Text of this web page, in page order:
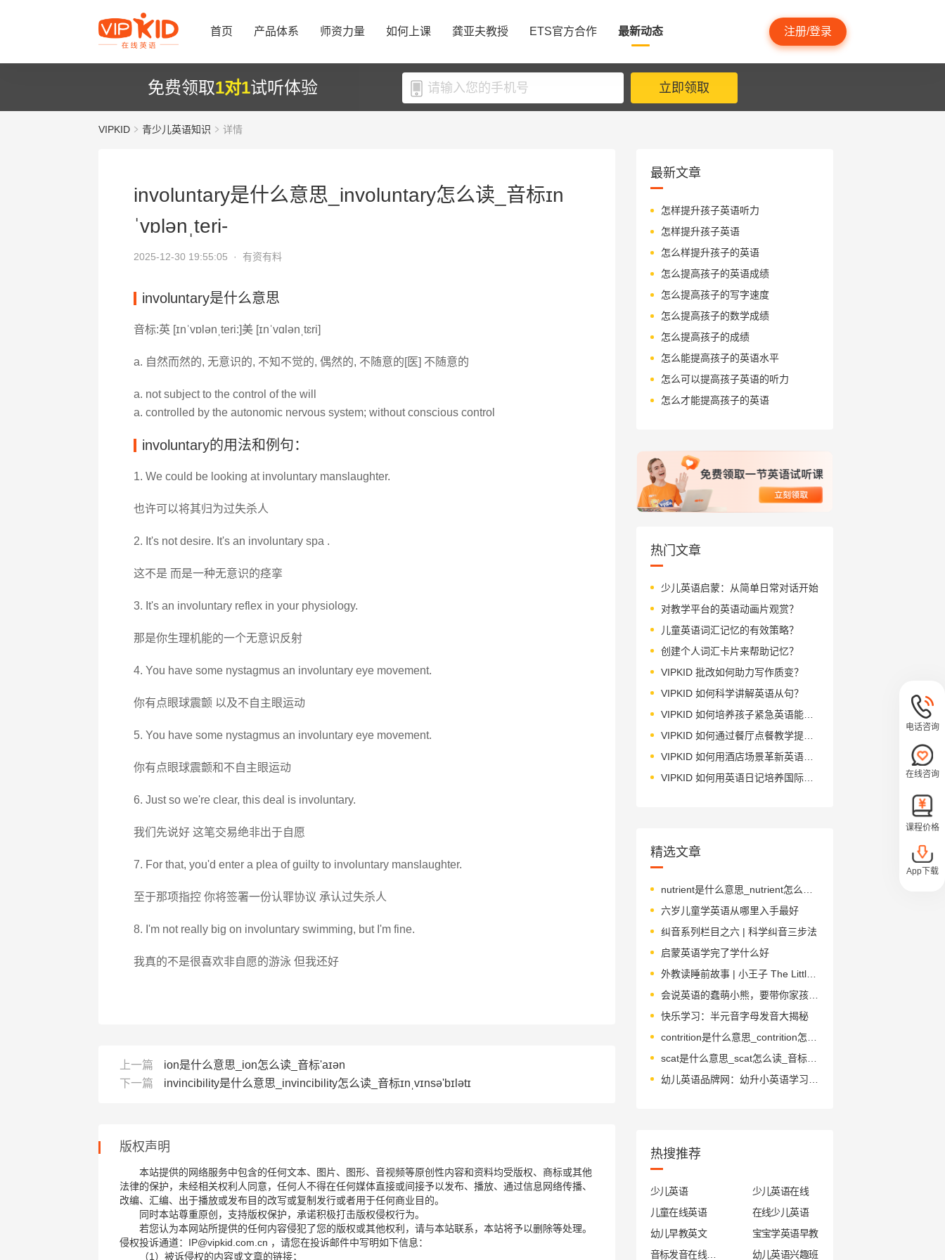
首页 产品体系 师资力量 如何上课 龚亚夫教授 ETS官方合作 最新动态 注册/登录
免费领取1对1试听体验 立即领取
VIPKID 青少儿英语知识 详情
involuntary是什么意思_involuntary怎么读_音标ɪn
ˈvɒlənˌteri-
2025-12-30 19:55:05 · 有资有料
involuntary是什么意思
音标:英 [ɪnˈvɒlənˌteri:]美 [ɪnˈvɑlənˌtɛri]
a. 自然而然的, 无意识的, 不知不觉的, 偶然的, 不随意的[医] 不随意的
a. not subject to the control of the will
a. controlled by the autonomic nervous system; without conscious control
involuntary的用法和例句：
1. We could be looking at involuntary manslaughter.
也许可以将其归为过失杀人
2. It's not desire. It's an involuntary spa .
这不是 而是一种无意识的痉挛
3. It's an involuntary reflex in your physiology.
那是你生理机能的一个无意识反射
4. You have some nystagmus an involuntary eye movement.
你有点眼球震颤 以及不自主眼运动
5. You have some nystagmus an involuntary eye movement.
你有点眼球震颤和不自主眼运动
6. Just so we're clear, this deal is involuntary.
我们先说好 这笔交易绝非出于自愿
7. For that, you'd enter a plea of guilty to involuntary manslaughter.
至于那项指控 你将签署一份认罪协议 承认过失杀人
8. I'm not really big on involuntary swimming, but I'm fine.
我真的不是很喜欢非自愿的游泳 但我还好
上一篇
ion是什么意思_ion怎么读_音标'aɪən
下一篇
invincibility是什么意思_invincibility怎么读_音标ɪnˌvɪnsə'bɪlətɪ
版权声明
本站提供的网络服务中包含的任何文本、图片、图形、音视频等原创性内容和资料均受版权、商标或其他
法律的保护，未经相关权利人同意，任何人不得在任何媒体直接或间接予以发布、播放、通过信息网络传播、
改编、汇编、出于播放或发布目的改写或复制发行或者用于任何商业目的。
同时本站尊重原创，支持版权保护，承诺积极打击版权侵权行为。
若您认为本网站所提供的任何内容侵犯了您的版权或其他权利，请与本站联系，本站将予以删除等处理。
侵权投诉通道：IP@vipkid.com.cn ，请您在投诉邮件中写明如下信息：
（1）被诉侵权的内容或文章的链接；
最新文章
怎样提升孩子英语听力
怎样提升孩子英语
怎么样提升孩子的英语
怎么提高孩子的英语成绩
怎么提高孩子的写字速度
怎么提高孩子的数学成绩
怎么提高孩子的成绩
怎么能提高孩子的英语水平
怎么可以提高孩子英语的听力
怎么才能提高孩子的英语
热门文章
少儿英语启蒙：从简单日常对话开始
对教学平台的英语动画片观赏？
儿童英语词汇记忆的有效策略？
创建个人词汇卡片来帮助记忆？
VIPKID 批改如何助力写作质变？
VIPKID 如何科学讲解英语从句？
VIPKID 如何培养孩子紧急英语能力？
VIPKID 如何通过餐厅点餐教学提升少儿英语应用能力？
VIPKID 如何用酒店场景革新英语教学？
VIPKID 如何用英语日记培养国际化人才？
精选文章
六岁儿童学英语从哪里入手最好
纠音系列栏目之六 | 科学纠音三步法
启蒙英语学完了学什么好
外教读睡前故事 | 小王子 The Little Prince 第20章
会说英语的蠢萌小熊，要带你家孩子去英国探险！敢吗？(文末多重大礼)
快乐学习：半元音字母发音大揭秘
scat是什么意思_scat怎么读_音标skæt
热搜推荐
少儿英语
少儿英语在线
儿童在线英语
在线少儿英语
幼儿早教英文
宝宝学英语早教
幼儿英语兴趣班
电话咨询
在线咨询
课程价格
App下载